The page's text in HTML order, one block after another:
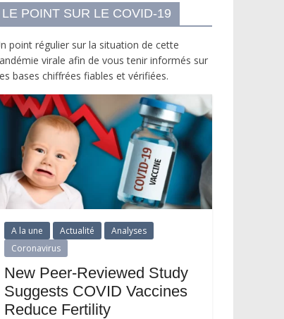
LE POINT SUR LE COVID-19
point régulier sur la situation de cette
virale afin de vous tenir informés sur
bases chiffrées fiables et vérifiées.
A la une Actualité
Analyses
Coronavirus
New Peer-Reviewed Study
Suggests COVID Vaccines
Reduce Fertility